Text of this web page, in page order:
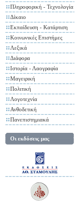
Πληροφορική - Τεχνολογία
Δίκαιο
Εκπαίδευση - Κατάρτιση
Κοινωνικές Επιστήμες
Λεξικά
Διάφορα
Ιστορία - Λαογραφία
Μαγειρική
Πολιτική
Λογοτεχνία
Ανθοδετική
Πανεπιστημιακά
Οι εκδόσεις μας